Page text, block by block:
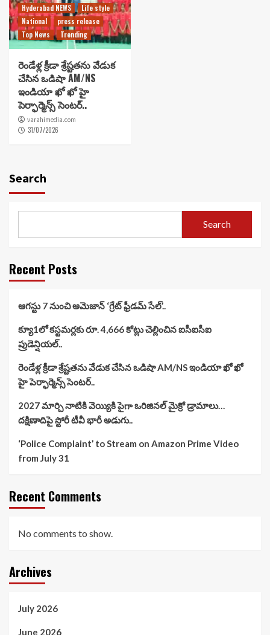
Hyderabad NEWS
Life style
National
press release
Top News
Trending
రెండేళ్ల క్రీడా శ్రేష్టతను వేడుక
చేసిన ఒడిషా AM/NS
ఇండియా ఖో ఖో హై
పెర్ఫార్మెన్స్ సెంటర్..
varahimedia.com
31/07/2026
Search
Search
Recent Posts
ఆగస్టు 7 నుంచి అమెజాన్ ‘గ్రేట్ ఫ్రీడమ్ సేల్’..
క్యూ1లో కస్టమర్లకు రూ. 4,666 కోట్లు చెల్లించిన ఐసీఐసీఐ
ప్రుడెన్షియల్..
రెండేళ్ల క్రీడా శ్రేష్టతను వేడుక చేసిన ఒడిషా AM/NS ఇండియా ఖో ఖో
హై పెర్ఫార్మెన్స్ సెంటర్..
2027 మార్చి నాటికి వెయ్యికి పైగా ఒరిజినల్ మైక్రో డ్రామాలు…
దక్షిణాదిపై స్టోరీ టీవీ భారీ అడుగు..
‘Police Complaint’ to Stream on Amazon Prime Video
from July 31
Recent Comments
No comments to show.
Archives
July 2026
June 2026